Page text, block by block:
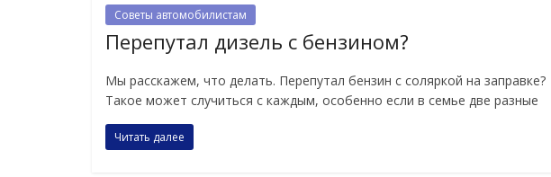
Советы автомобилистам
Перепутал дизель с бензином?
Мы расскажем, что делать. Перепутал бензин с соляркой на заправке?
Такое может случиться с каждым, особенно если в семье две разные
Читать далее